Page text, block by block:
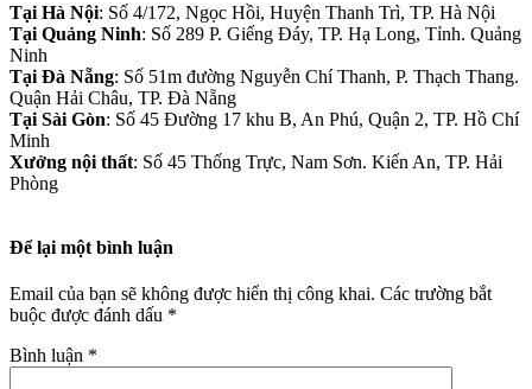
Tại Hà Nội: Số 4/172, Ngọc Hồi, Huyện Thanh Trì, TP. Hà Nội
Tại Quảng Ninh: Số 289 P. Giếng Đáy, TP. Hạ Long, Tỉnh. Quảng
Ninh
Tại Đà Nẵng: Số 51m đường Nguyễn Chí Thanh, P. Thạch Thang.
Quận Hải Châu, TP. Đà Nẵng
Tại Sài Gòn: Số 45 Đường 17 khu B, An Phú, Quận 2, TP. Hồ Chí
Minh
Xưởng nội thất: Số 45 Thống Trực, Nam Sơn. Kiến An, TP. Hải
Phòng
Để lại một bình luận
Email của bạn sẽ không được hiển thị công khai. Các trường bắt
buộc được đánh dấu *
Bình luận *